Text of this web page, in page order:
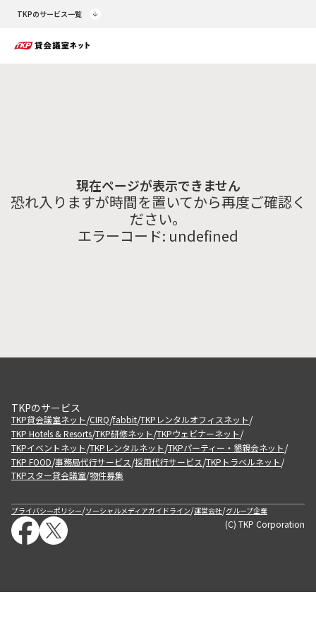
TKPのサービス一覧
現在ページが表示できません
恐れ入りますが時間を置いてから再度ご確認く
ださい。
エラーコード: undefined
TKPのサービス
TKP貸会議室ネット/CIRQ/fabbit/TKPレンタルオフィスネット/
TKP Hotels & Resorts/TKP研修ネット/TKPウェビナーネット/
TKPイベントネット/TKPレンタルネット/TKPパーティー・懇親会ネット/
TKP FOOD/事務局代行サービス/採用代行サービス/TKPトラベルネット/
TKPスター貸会議室/物件募集
プライバシーポリシー/ソーシャルメディアガイドライン/運営会社/グループ企業
(C) TKP Corporation